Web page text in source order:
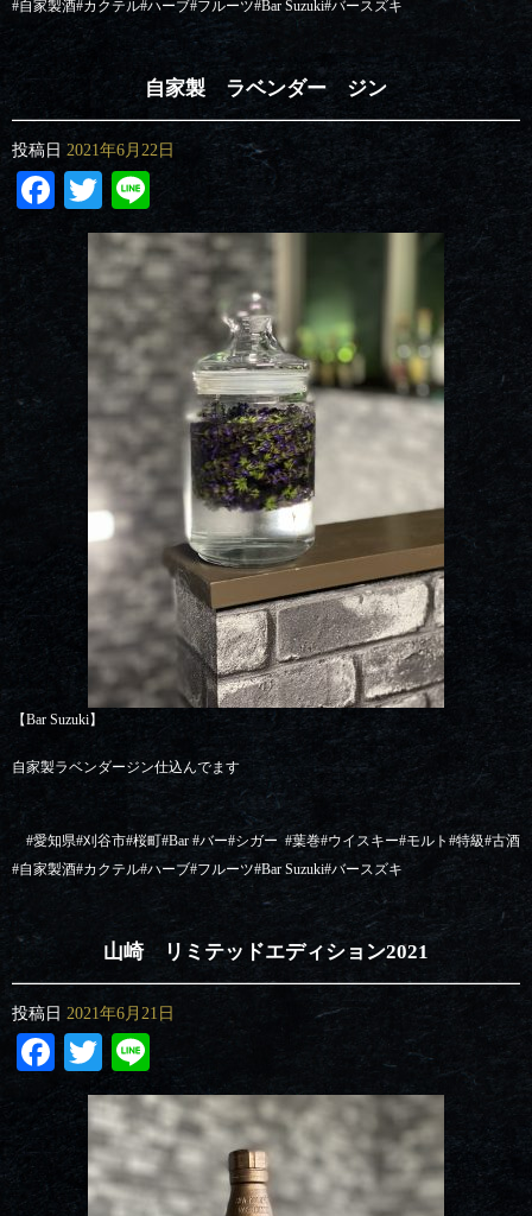
#自家製酒#カクテル#ハーブ#フルーツ#Bar Suzuki#バースズキ
自家製 ラベンダー ジン
投稿日 2021年6月22日
Facebook
Twitter
Line
【Bar Suzuki】
自家製ラベンダージン仕込んでます
#愛知県#刈谷市#桜町#Bar #バー#シガー #葉巻#ウイスキー#モルト #特級#古酒
#自家製酒#カクテル#ハーブ#フルーツ#Bar Suzuki#バースズキ
山崎 リミテッドエディション2021
投稿日 2021年6月21日
Facebook
Twitter
Line